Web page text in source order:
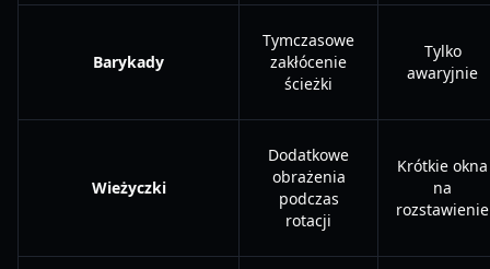
Barykady
Tymczasowe
zakłócenie
ścieżki
Tylko
awaryjnie
Wieżyczki
Dodatkowe
obrażenia
podczas
rotacji
Krótkie okna
na
rozstawienie